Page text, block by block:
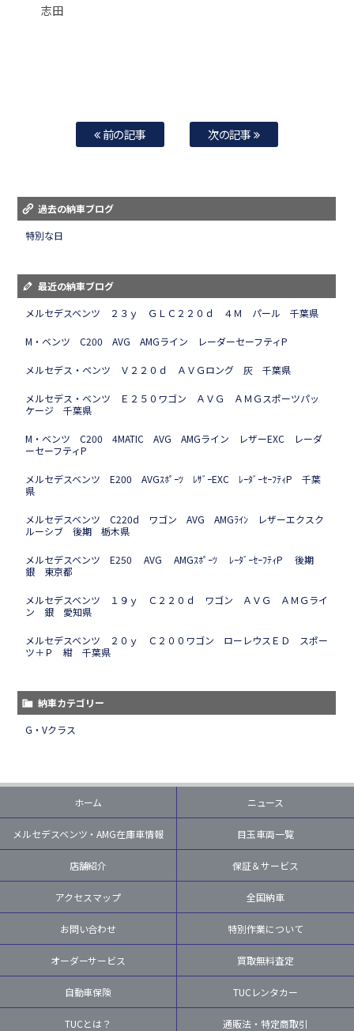
志田
前の記事 次の記事
過去の納車ブログ
特別な日
最近の納車ブログ
メルセデスベンツ ２３ｙ ＧＬＣ２２０ｄ ４Ｍ パール 千葉県
M・ベンツ C200 AVG AMGライン レーダーセーフティP
メルセデス・ベンツ Ｖ２２０ｄ ＡＶＧロング 灰 千葉県
メルセデス・ベンツ Ｅ２５０ワゴン ＡＶＧ ＡＭＧスポーツパッ
ケージ 千葉県
M・ベンツ C200 4MATIC AVG AMGライン レザーEXC レーダ
ーセーフティP
メルセデスベンツ E200 AVGｽﾎﾟｰﾂ ﾚｻﾞｰEXC ﾚｰﾀﾞｰｾｰﾌﾃｨP 千葉
県
メルセデスベンツ C220d ワゴン AVG AMGﾗｲﾝ レザーエクスク
ルーシブ 後期 栃木県
メルセデスベンツ E250 AVG AMGｽﾎﾟｰﾂ ﾚｰﾀﾞｰｾｰﾌﾃｨP 後期
銀 東京都
メルセデスベンツ １９ｙ Ｃ２２０ｄ ワゴン ＡＶＧ ＡＭＧライ
ン 銀 愛知県
メルセデスベンツ ２０ｙ Ｃ２００ワゴン ローレウスＥＤ スポー
ツ＋Ｐ 紺 千葉県
納車カテゴリー
G・Vクラス
ホーム ニュース
メルセデスベンツ・AMG在庫車情報 目玉車両一覧
店舗紹介 保証＆サービス
アクセスマップ 全国納車
お問い合わせ 特別作業について
オーダーサービス 買取無料査定
自動車保険 TUCレンタカー
TUCとは？ 通販法・特定商取引